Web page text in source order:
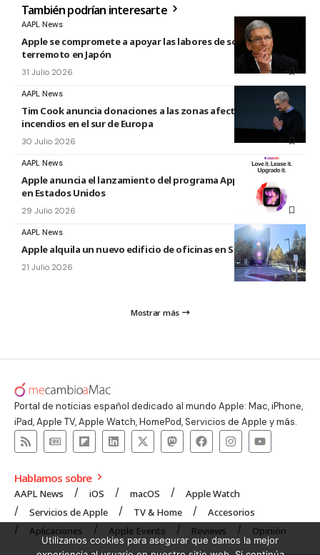
También podrían interesarte
AAPL News
Apple se compromete a apoyar las labores de socorro tras el
terremoto en Japón
31 Julio 2026
AAPL News
Tim Cook anuncia donaciones a las zonas afectadas por los
incendios en el sur de Europa
30 Julio 2026
AAPL News
Apple anuncia el lanzamiento del programa Apple Upgrade
en Estados Unidos
29 Julio 2026
AAPL News
Apple alquila un nuevo edificio de oficinas en Sunnyvale
21 Julio 2026
Mostrar más
Portal de noticias español dedicado al mundo Apple: Mac, iPhone,
iPad, Apple TV, Apple Watch, HomePod, Servicios de Apple y más.
Hablamos sobre
AAPL News iOS macOS
Apple Watch
Servicios de Apple
TV & Home
Accesorios
Aplicaciones
Apple Events Reviews Opinión
Utilizamos cookies para asegurar que damos la mejor